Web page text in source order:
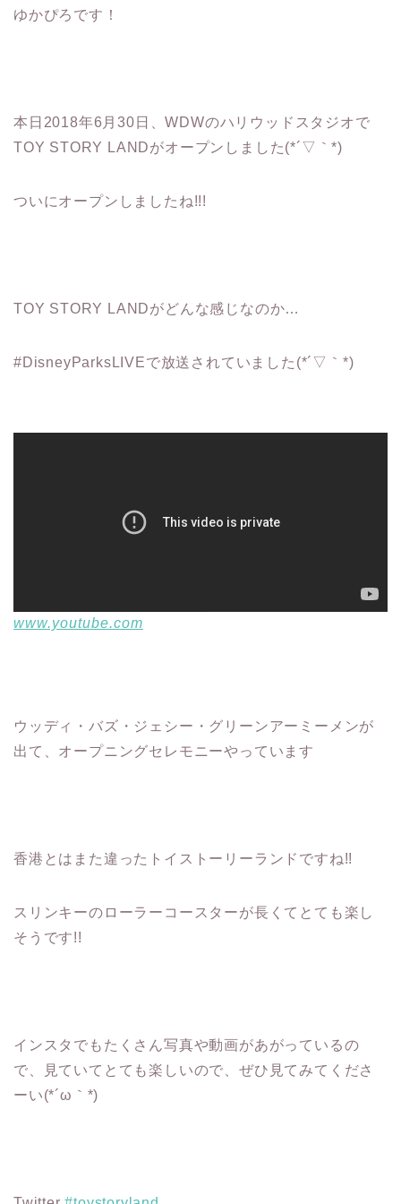
ゆかぴろです！
本日2018年6月30日、WDWのハリウッドスタジオで
TOY STORY LANDがオープンしました(*´▽｀*)
ついにオープンしましたね!!!
TOY STORY LANDがどんな感じなのか…
#DisneyParksLIVEで放送されていました(*´▽｀*)
www.youtube.com
ウッディ・バズ・ジェシー・グリーンアーミーメンが
出て、オープニングセレモニーやっています
香港とはまた違ったトイストーリーランドですね!!
スリンキーのローラーコースターが長くてとても楽し
そうです!!
インスタでもたくさん写真や動画があがっているの
で、見ていてとても楽しいので、ぜひ見てみてくださ
ーい(*´ω｀*)